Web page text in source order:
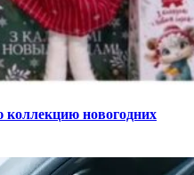
коллекцию новогодних